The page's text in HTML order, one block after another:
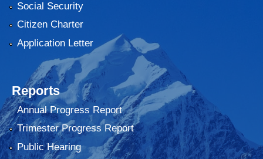
Social Security
Citizen Charter
Application Letter
Reports
Annual Progress Report
Trimester Progress Report
Public Hearing